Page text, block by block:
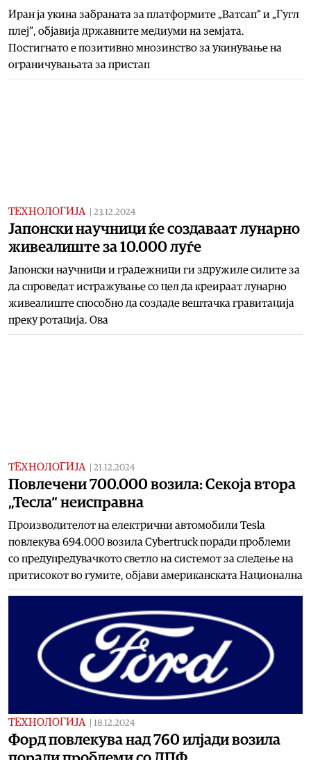
Иран ја укина забраната за платформите „Ватсап“ и „Гугл
плеј“, објавија државните медиуми на земјата.
Постигнато е позитивно мнозинство за укинување на
ограничувањата за пристап
ТЕХНОЛОГИЈА 23.12.2024
Јапонски научници ќе создаваат лунарно
живеалиште за 10.000 луѓе
Јапонски научници и градежници ги здружиле силите за
да спроведат истражување со цел да креираат лунарно
живеалиште способно да создаде вештачка гравитација
преку ротација. Ова
ТЕХНОЛОГИЈА 21.12.2024
Повлечени 700.000 возила: Секоја втора
„Тесла“ неисправна
Производителот на електрични автомобили Tesla
повлекува 694.000 возила Cybertruck поради проблеми
со предупредувачкото светло на системот за следење на
притисокот во гумите, објави американската Национална
ТЕХНОЛОГИЈА 18.12.2024
Форд повлекува над 760 илјади возила